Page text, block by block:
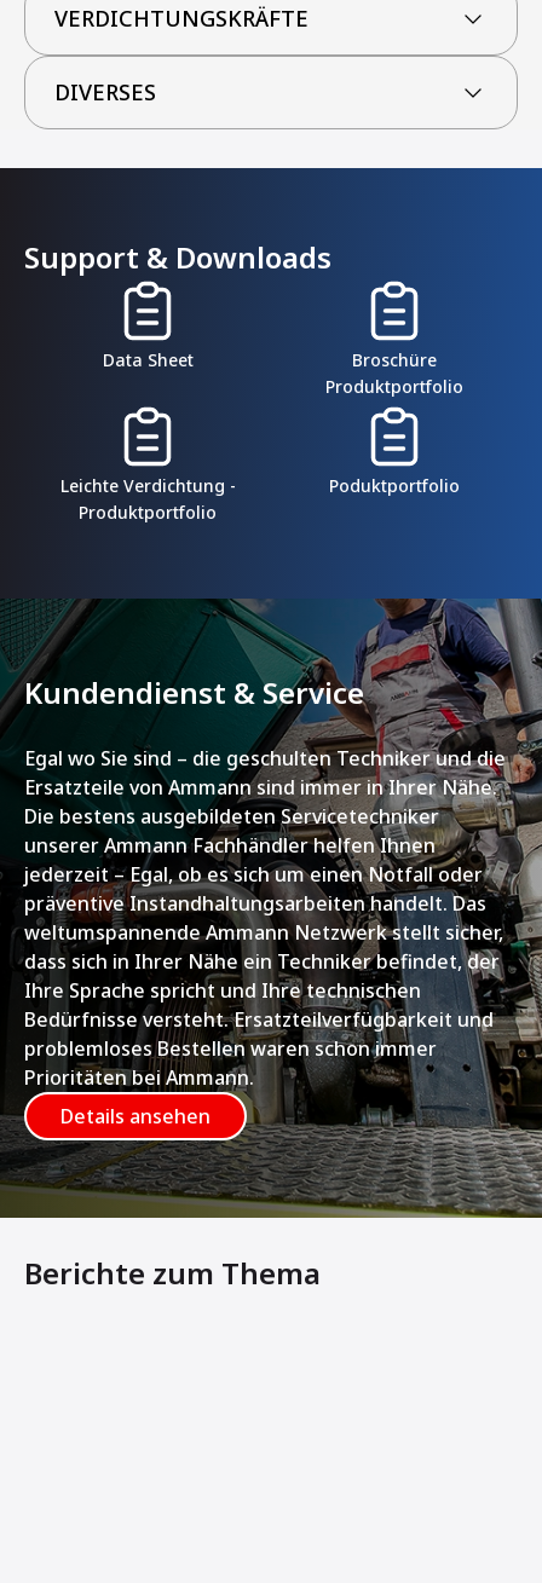
VERDICHTUNGSKRÄFTE
DIVERSES
Support & Downloads
Data Sheet
Broschüre
Produktportfolio
Leichte Verdichtung -
Produktportfolio
Poduktportfolio
Kundendienst & Service
Egal wo Sie sind – die geschulten Techniker und die
Ersatzteile von Ammann sind immer in Ihrer Nähe.
Die bestens ausgebildeten Servicetechniker
unserer Ammann Fachhändler helfen Ihnen
jederzeit – Egal, ob es sich um einen Notfall oder
präventive Instandhaltungsarbeiten handelt. Das
weltumspannende Ammann Netzwerk stellt sicher,
dass sich in Ihrer Nähe ein Techniker befindet, der
Ihre Sprache spricht und Ihre technischen
Bedürfnisse versteht. Ersatzteilverfügbarkeit und
problemloses Bestellen waren schon immer
Prioritäten bei Ammann.
Details ansehen
Berichte zum Thema